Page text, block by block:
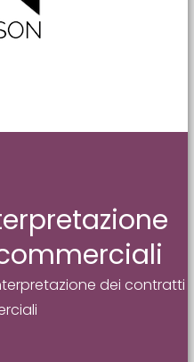
dei contratti